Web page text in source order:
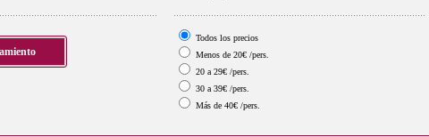
Todos los precios
Menos de 20€ /pers.
20 a 29€ /pers.
30 a 39€ /pers.
Más de 40€ /pers.